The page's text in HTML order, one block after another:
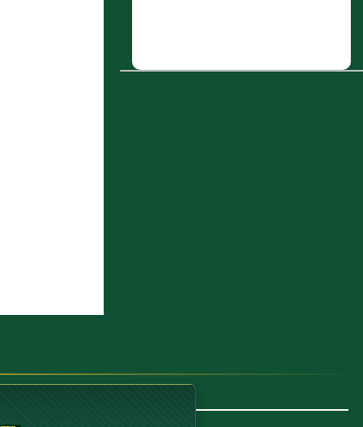
تعالى أدَّبه فى الدنيا على